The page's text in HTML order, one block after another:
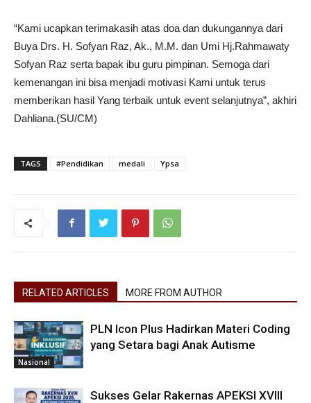
“Kami ucapkan terimakasih atas doa dan dukungannya dari
Buya Drs. H. Sofyan Raz, Ak., M.M. dan Umi Hj.Rahmawaty
Sofyan Raz serta bapak ibu guru pimpinan. Semoga dari
kemenangan ini bisa menjadi motivasi Kami untuk terus
memberikan hasil Yang terbaik untuk event selanjutnya”, akhiri
Dahliana.(SU/CM)
TAGS #Pendidikan medali Ypsa
RELATED ARTICLES MORE FROM AUTHOR
Nasional
PLN Icon Plus Hadirkan Materi Coding
yang Setara bagi Anak Autisme
Sukses Gelar Rakernas APEKSI XVIII